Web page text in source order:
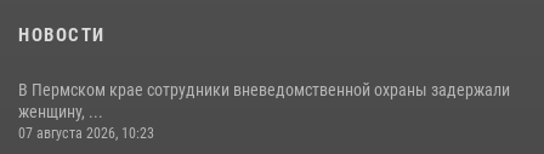
НОВОСТИ
В Пермском крае сотрудники вневедомственной охраны задержали
женщину, ...
07 августа 2026, 10:23